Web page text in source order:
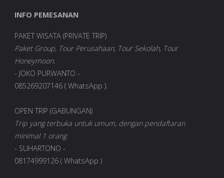
INFO PEMESANAN
PAKET WISATA (PRIVATE TRIP)
Paket Group, Tour Perusahaan, Tour Sekolah, Tour
Honeymoon.
- JOKO PURWANTO -
085269207146 ( WhatsApp ).
OPEN TRIP (GABUNGAN)
Trip yang terbuka untuk umum, dengan pendaftaran
minimal 1 orang
- SUHARTONO -
08174999126 ( WhatsApp )